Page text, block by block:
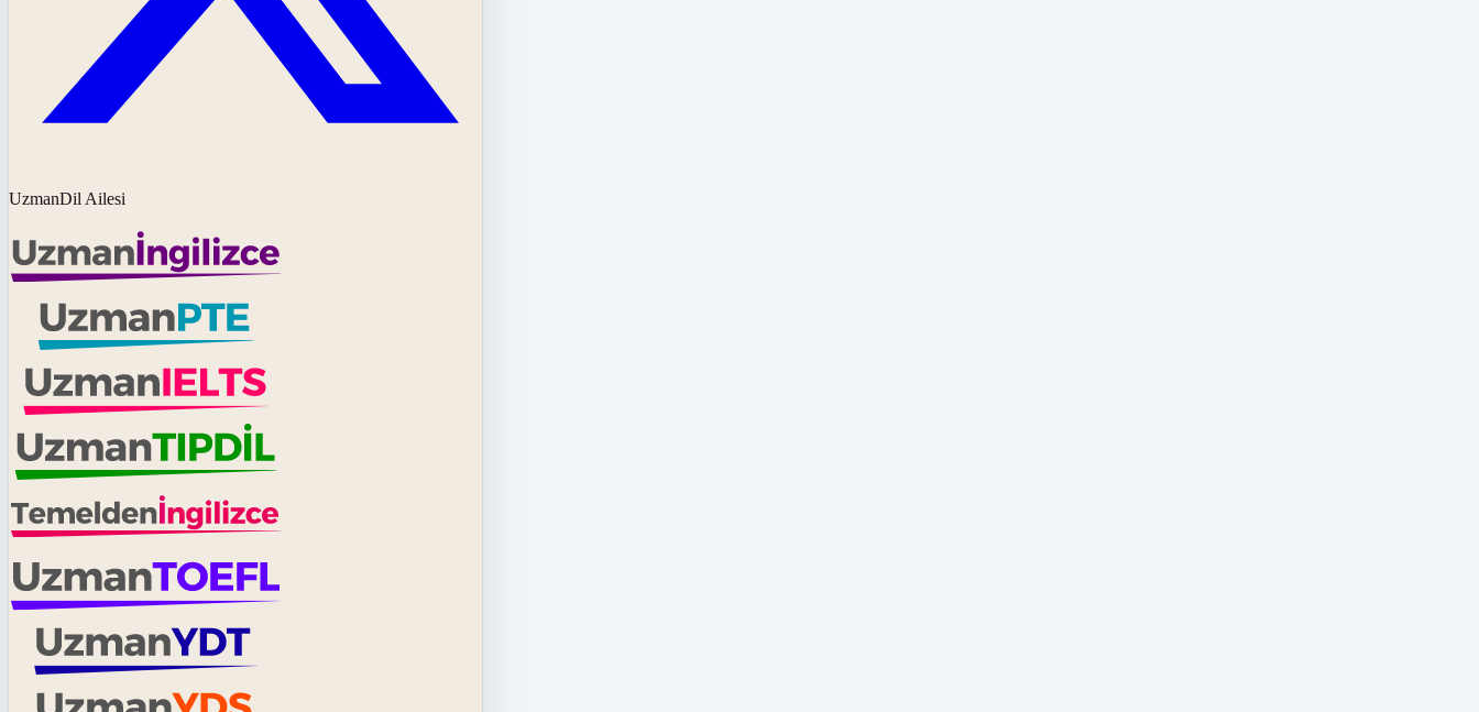
UzmanDil Ailesi